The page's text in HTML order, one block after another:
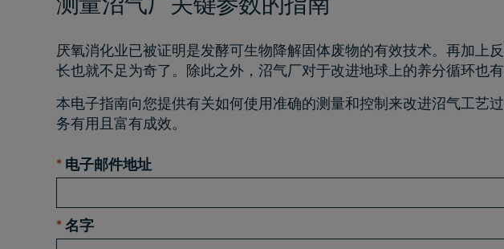
厌氧消化业已被证明是发酵可生物降解固体废物的有效技术。再加上
长也就不足为奇了。除此之外，沼气厂对于改进地球上的养分循环也有
本电子指南向您提供有关如何使用准确的测量和控制来改进沼气工艺
务有用且富有成效。
* 电子邮件地址
* 名字